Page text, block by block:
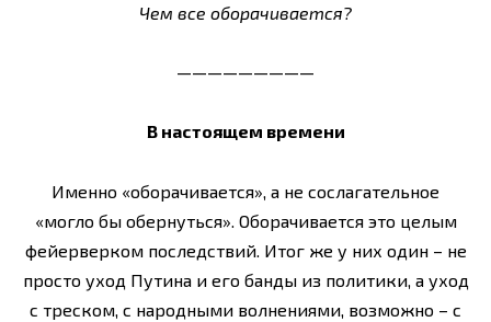
Чем все оборачивается?
—————————
В настоящем времени
Именно «оборачивается», а не сослагательное
«могло бы обернуться». Оборачивается это целым
фейерверком последствий. Итог же у них один – не
просто уход Путина и его банды из политики, а уход
с треском, с народными волнениями, возможно – с